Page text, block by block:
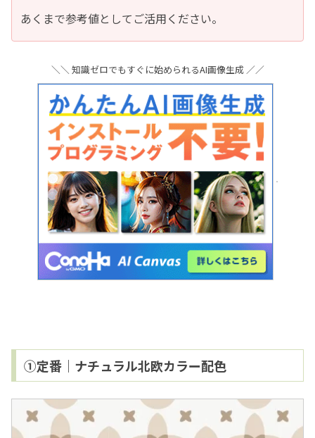
あくまで参考値としてご活用ください。
＼＼ 知識ゼロでもすぐに始められるAI画像生成 ／／
①定番｜ナチュラル北欧カラー配色